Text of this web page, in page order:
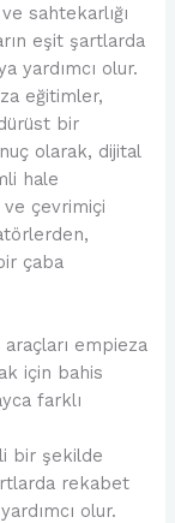
sahtekarlığı
eşit şartlarda
yardımcı olur.
eğitimler,
bir
olarak, dijital
hale
çevrimiçi
çaba
empieza
için bahis
farklı
bir şekilde
rekabet
olur.